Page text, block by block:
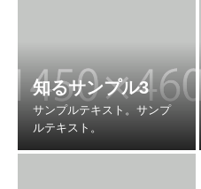
知るサンプル3